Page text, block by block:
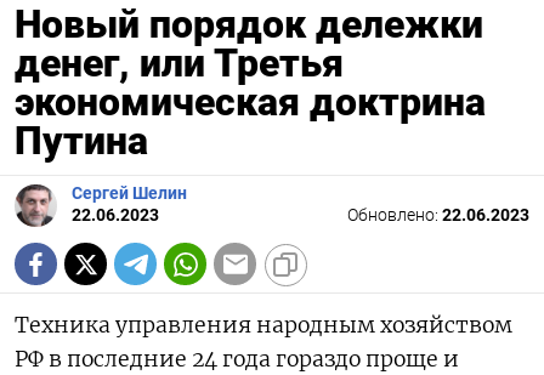
Новый порядок дележки
денег, или Третья
экономическая доктрина
Путина
Сергей Шелин
22.06.2023
Обновлено: 22.06.2023
Техника управления народным хозяйством
РФ в последние 24 года гораздо проще и